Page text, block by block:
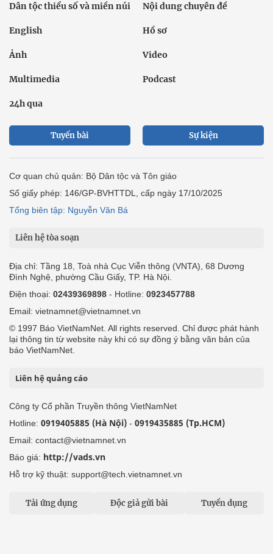
Dân tộc thiểu số và miền núi Nội dung chuyên đề
English Hồ sơ
Ảnh Video
Multimedia Podcast
24h qua
Tuyến bài Sự kiện
Cơ quan chủ quản: Bộ Dân tộc và Tôn giáo
Số giấy phép: 146/GP-BVHTTDL, cấp ngày 17/10/2025
Tổng biên tập: Nguyễn Văn Bá
Liên hệ tòa soạn
Địa chỉ: Tầng 18, Toà nhà Cục Viễn thông (VNTA), 68 Dương
Đình Nghệ, phường Cầu Giấy, TP. Hà Nội.
Điện thoại: 02439369898 - Hotline: 0923457788
Email: vietnamnet@vietnamnet.vn
© 1997 Báo VietNamNet. All rights reserved. Chỉ được phát hành
lại thông tin từ website này khi có sự đồng ý bằng văn bản của
báo VietNamNet.
Liên hệ quảng cáo
Công ty Cổ phần Truyền thông VietNamNet
Hotline: 0919405885 (Hà Nội) - 0919435885 (Tp.HCM)
Email: contact@vietnamnet.vn
Báo giá: http://vads.vn
Hỗ trợ kỹ thuật: support@tech.vietnamnet.vn
Tải ứng dụng Độc giả gửi bài Tuyển dụng